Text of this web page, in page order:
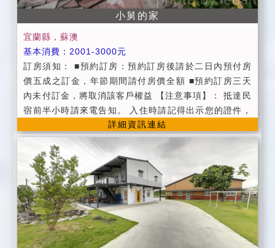
小舅的家
宜蘭縣，蘇澳
基本消費：2001-3000元
訂房須知： ■預約訂房：預約訂房後請於二日內預付房
價五成之訂金，年節期間請付房價全額 ■預約訂房三天
內未付訂金，將取消該客戶權益 【注意事項】： 抵達民
宿前半小時請來電告知。 入住時請記得出示您的證件，
以便我們登記，在辦理登記的同時，也請您將住宿費一
併繳交。 個人貴重物品、請自行妥善保管、如有遺失，
恕不負責，敬請見諒。 ■Check in：15:00 以後。 ■Ch
eck out：11:00 以前。 ■平日：週日 ~ 週四 ■假日：週
五,週六、國定假日前夕及暑假期間 ■定價：農曆春節期
間 ■大廳主燈、冷氣使用時間至晚間12點。 ■大廳設
施： ＫＴＶ 、電動麻將桌使用時間至晚間10點。 ■為
維護住宿品質，請勿攜帶寵物、室內請勿吸煙，不便處
請見諒。 ■為確保旅客之隱私，訪客或參觀者請事先來
詳細資訊連結